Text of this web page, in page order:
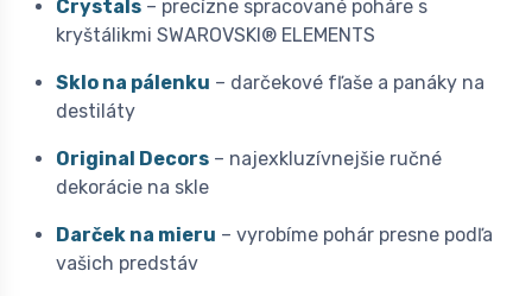
Crystals – precízne spracované poháre s
kryštálikmi SWAROVSKI® ELEMENTS
Sklo na pálenku – darčekové fľaše a panáky na
destiláty
Original Decors – najexkluzívnejšie ručné
dekorácie na skle
Darček na mieru – vyrobíme pohár presne podľa
vašich predstáv